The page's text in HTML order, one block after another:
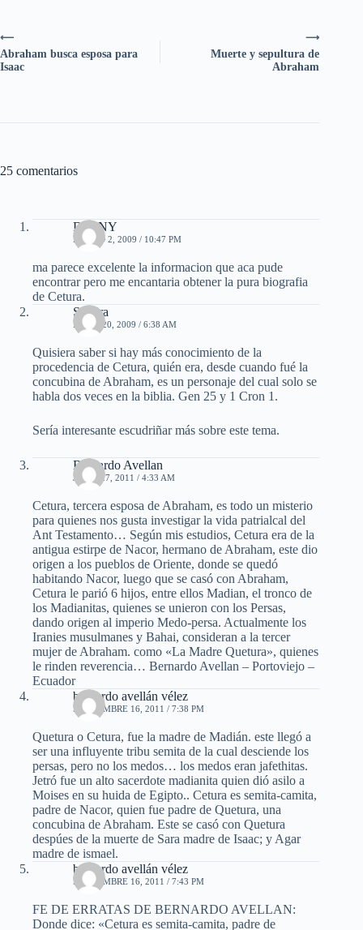
⟶
Muerte y sepultura de
Abraham
⟵
Abraham busca esposa para
Isaac
25 comentarios
DaNNY
MARZO 2, 2009 / 10:47 PM
ma parece excelente la informacion que aca pude
encontrar pero me encantaria obtener la pura biografia
de Cetura.
Sandra
MAYO 20, 2009 / 6:38 AM
Quisiera saber si hay más conocimiento de la
procedencia de Cetura, quién era, desde cuando fué la
concubina de Abraham, es un personaje del cual solo se
habla dos veces en la biblia. Gen 25 y 1 Cron 1.
Sería interesante escudriñar más sobre este tema.
Bernardo Avellan
JULIO 27, 2011 / 4:33 AM
Cetura, tercera esposa de Abraham, es todo un misterio
para quienes nos gusta investigar la vida patrialcal del
Ant Testamento… Según mis estudios, Cetura era de la
antigua estirpe de Nacor, hermano de Abraham, este dio
origen a los pueblos de Oriente, donde se quedó
habitando Nacor, luego que se casó con Abraham,
Cetura le parió 6 hijos, entre ellos Madian, el tronco de
los Madianitas, quienes se unieron con los Persas,
dando origen al imperio Medo-persa. Actualmente los
Iranies musulmanes y Bahai, consideran a la tercer
mujer de Abraham. como «La Madre Quetura», quienes
le rinden reverencia… Bernardo Avellan – Portoviejo –
Ecuador
bernardo avellán vélez
SEPTIEMBRE 16, 2011 / 7:38 PM
Quetura o Cetura, fue la madre de Madián. este llegó a
ser una influyente tribu semita de la cual desciende los
persas, pero no los medos… los medos eran jafethitas.
Jetró fue un alto sacerdote madianita quien dió asilo a
Moises en su huida de Egipto.. Cetura es semita-camita,
padre de Nacor, quien fue padre de Quetura, una
concubina de Abraham. Este se casó con Quetura
despúes de la muerte de Sara madre de Isaac; y Agar
madre de ismael.
bernardo avellán vélez
SEPTIEMBRE 16, 2011 / 7:43 PM
FE DE ERRATAS DE BERNARDO AVELLAN:
Donde dice: «Cetura es semita-camita, padre de